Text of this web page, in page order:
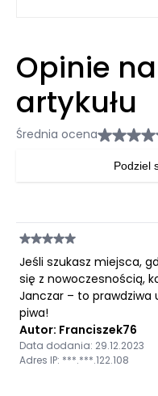
Opinie
artykułu
Średnia ocena
Podziel
Jeśli szukasz miejsca,
się z nowoczesnością,
Janczar – to prawdziwa
piwa!
Autor: Franciszek76
Data dodania: 29.12.2023
Adres IP: ***.***.122.108